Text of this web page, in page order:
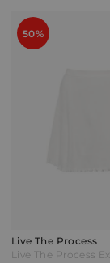
50%
Live The Process